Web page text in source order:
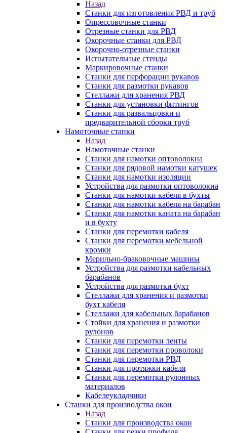
Назад
Станки для изготовления РВД и труб
Опрессовочные станки
Отрезные станки для РВД
Окорочные станки для РВД
Окорочно-отрезные станки
Испытательные стенды
Маркировочные станки
Станки для перфорации рукавов
Станки для размотки рукавов
Стеллажи для хранения РВД
Станки для установки фитингов
Станки для развальцовки и
предварительной сборки труб
Намоточные станки
Назад
Намоточные станки
Станки для намотки оптоволокна
Станки для рядовой намотки катушек
Станки для намотки изоляции
Устройства для размотки оптоволокна
Станки для намотки кабеля в бухты
Станки для намотки кабеля на барабан
Станки для намотки каната на барабан
и в бухту
Станки для перемотки кабеля
Станки для перемотки мебельной
кромки
Мерильно-браковочные машины
Устройства для размотки кабельных
барабанов
Устройства для размотки бухт
Стеллажи для хранения и размотки
бухт кабеля
Стеллажи для кабельных барабанов
Стойки для хранения и размотки
рулонов
Станки для перемотки ленты
Станки для перемотки проволоки
Станки для перемотки РВД
Станки для протяжки кабеля
Станки для перемотки рулонных
материалов
Кабелеукладчики
Станки для производства окон
Назад
Станки для производства окон